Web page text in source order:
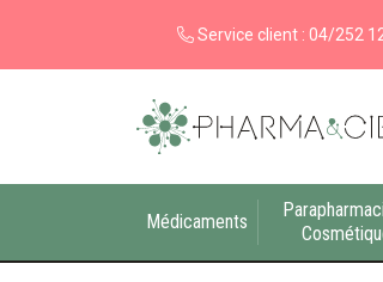
Service client : 04/252
Pharma&cie - Pharmacie
Médicaments